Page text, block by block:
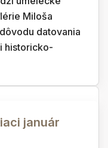
Miloša
datovania
historicko-
január